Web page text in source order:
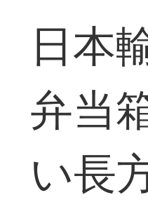
日本
弁当
い長